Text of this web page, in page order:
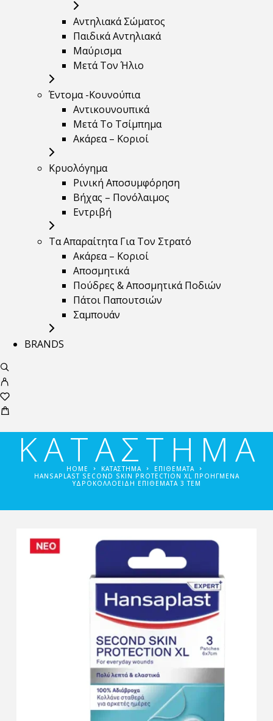
Αντηλιακά Σώματος
Παιδικά Αντηλιακά
Μαύρισμα
Mετά Τον Ήλιο
Έντομα -Κουνούπια
Αντικουνουπικά
Μετά Το Τσίμπημα
Ακάρεα – Κοριοί
Κρυολόγημα
Ρινική Αποσυμφόρηση
Βήχας – Πονόλαιμος
Εντριβή
Τα Απαραίτητα Για Τον Στρατό
Ακάρεα – Κοριοί
Αποσμητικά
Πούδρες & Αποσμητικά Ποδιών
Πάτοι Παπουτσιών
Σαμπουάν
BRANDS
ΚΑΤΑΣΤΗΜΑ
HOME ΚΑΤΑΣΤΗΜΑ
ΕΠΙΘΈΜΑΤΑ
HANSAPLAST SECOND SKIN PROTECTION XL ΠΡΟΗΓΜΈΝΑ
ΥΔΡΟΚΟΛΛΟΕΙΔΉ ΕΠΙΘΈΜΑΤΑ 3 ΤΕΜ